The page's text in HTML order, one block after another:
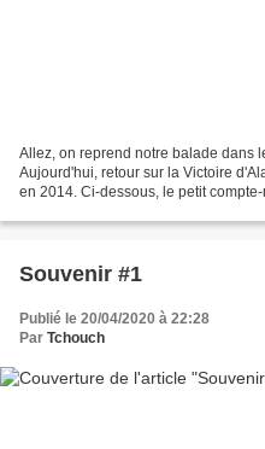
Allez, on reprend notre balade dans
Aujourd'hui, retour sur la Victoire
en 2014. Ci-dessous, le petit
Souvenir #1
Publié le 20/04/2020 à 22:28
Par Tchouch